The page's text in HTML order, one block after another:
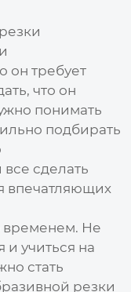
он требует
что он
понимать
подбирать
сделать
впечатляющих
временем. Не
и учиться на
стать
резки